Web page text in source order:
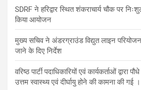
SDRF ने हरिद्वार स्थित शंकराचार्य चौक पर
किया आयोजन
मुख्य सचिव ने अंडरग्राउंड विद्युत लाइन
जाने के दिए निर्देश
वरिष्ठ पार्टी पदाधिकारियों एवं कार्यकर्ताओं
उत्तम स्वास्थ्य एवं दीर्घायु होने की कामना की गई ।